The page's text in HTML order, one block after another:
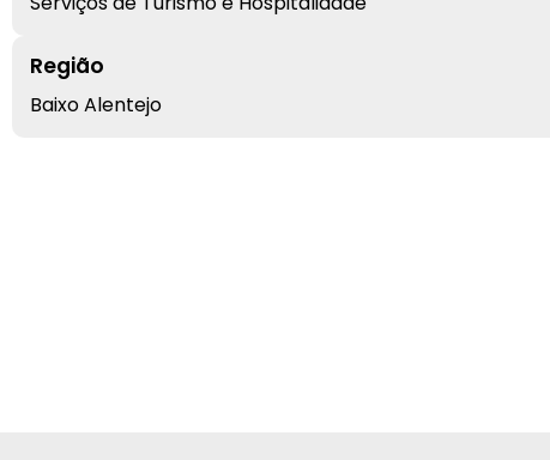
Região
Baixo Alentejo